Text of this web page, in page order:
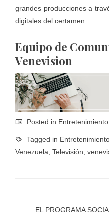
grandes producciones a
digitales del certamen.
Equipo de
Venevision
Posted in Entretenimiento
Tagged in
Venezuela, Televisión,
EL PROGRAMA